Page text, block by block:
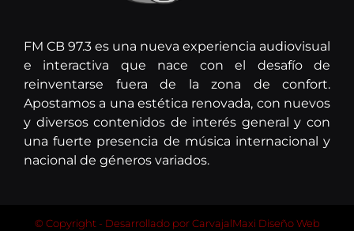
FM CB 97.3 es una nueva experiencia audiovisual
e interactiva que nace con el desafío de
reinventarse fuera de la zona de confort.
Apostamos a una estética renovada, con nuevos
y diversos contenidos de interés general y con
una fuerte presencia de música internacional y
nacional de géneros variados.
© Copyright - Desarrollado porCarvajalMaxi Diseño Web